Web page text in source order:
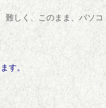
難しく、このまま、パソコ
す。